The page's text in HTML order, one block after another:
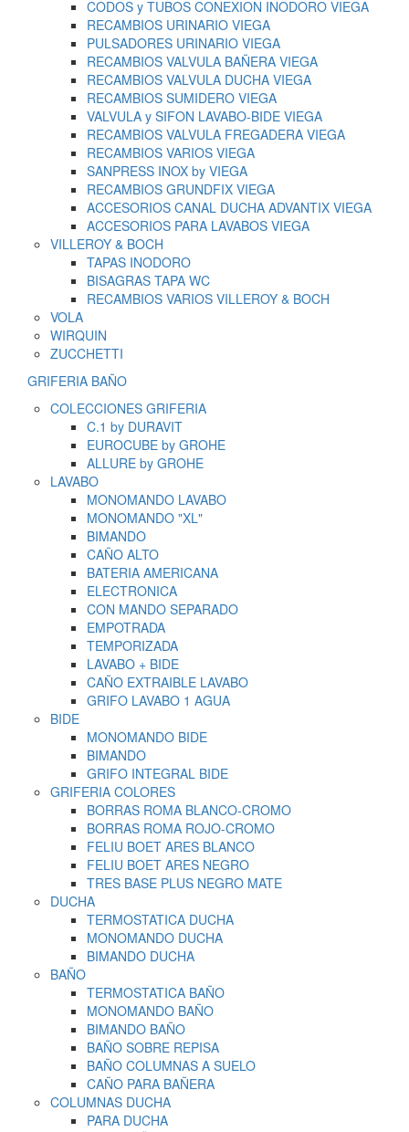
CODOS y TUBOS CONEXION INODORO VIEGA
RECAMBIOS URINARIO VIEGA
PULSADORES URINARIO VIEGA
RECAMBIOS VALVULA BAÑERA VIEGA
RECAMBIOS VALVULA DUCHA VIEGA
RECAMBIOS SUMIDERO VIEGA
VALVULA y SIFON LAVABO-BIDE VIEGA
RECAMBIOS VALVULA FREGADERA VIEGA
RECAMBIOS VARIOS VIEGA
SANPRESS INOX by VIEGA
RECAMBIOS GRUNDFIX VIEGA
ACCESORIOS CANAL DUCHA ADVANTIX VIEGA
ACCESORIOS PARA LAVABOS VIEGA
VILLEROY & BOCH
TAPAS INODORO
BISAGRAS TAPA WC
RECAMBIOS VARIOS VILLEROY & BOCH
VOLA
WIRQUIN
ZUCCHETTI
GRIFERIA BAÑO
COLECCIONES GRIFERIA
C.1 by DURAVIT
EUROCUBE by GROHE
ALLURE by GROHE
LAVABO
MONOMANDO LAVABO
MONOMANDO "XL"
BIMANDO
CAÑO ALTO
BATERIA AMERICANA
ELECTRONICA
CON MANDO SEPARADO
EMPOTRADA
TEMPORIZADA
LAVABO + BIDE
CAÑO EXTRAIBLE LAVABO
GRIFO LAVABO 1 AGUA
BIDE
MONOMANDO BIDE
BIMANDO
GRIFO INTEGRAL BIDE
GRIFERIA COLORES
BORRAS ROMA BLANCO-CROMO
BORRAS ROMA ROJO-CROMO
FELIU BOET ARES BLANCO
FELIU BOET ARES NEGRO
TRES BASE PLUS NEGRO MATE
DUCHA
TERMOSTATICA DUCHA
MONOMANDO DUCHA
BIMANDO DUCHA
BAÑO
TERMOSTATICA BAÑO
MONOMANDO BAÑO
BIMANDO BAÑO
BAÑO SOBRE REPISA
BAÑO COLUMNAS A SUELO
CAÑO PARA BAÑERA
COLUMNAS DUCHA
PARA DUCHA